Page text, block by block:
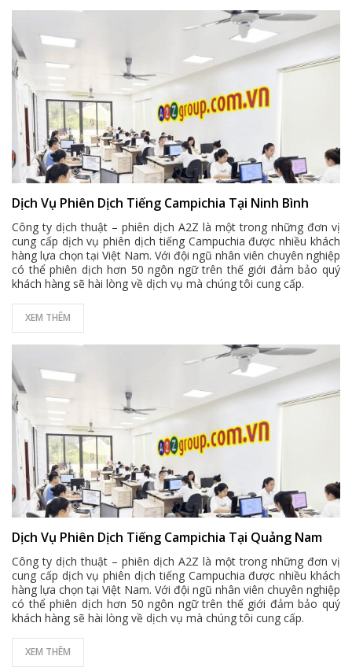
Dịch Vụ Phiên Dịch Tiếng Campichia Tại Ninh Bình
Công ty dịch thuật – phiên dịch A2Z là một trong những đơn vị
cung cấp dịch vụ phiên dịch tiếng Campuchia được nhiều khách
hàng lựa chọn tại Việt Nam. Với đội ngũ nhân viên chuyên nghiệp
có thể phiên dịch hơn 50 ngôn ngữ trên thế giới đảm bảo quý
khách hàng sẽ hài lòng về dịch vụ mà chúng tôi cung cấp.
XEM THÊM
Dịch Vụ Phiên Dịch Tiếng Campichia Tại Quảng Nam
Công ty dịch thuật – phiên dịch A2Z là một trong những đơn vị
cung cấp dịch vụ phiên dịch tiếng Campuchia được nhiều khách
hàng lựa chọn tại Việt Nam. Với đội ngũ nhân viên chuyên nghiệp
có thể phiên dịch hơn 50 ngôn ngữ trên thế giới đảm bảo quý
khách hàng sẽ hài lòng về dịch vụ mà chúng tôi cung cấp.
XEM THÊM